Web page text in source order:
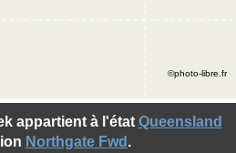
appartient à l'état Queensland
Northgate Fwd .
©photo-libre.fr